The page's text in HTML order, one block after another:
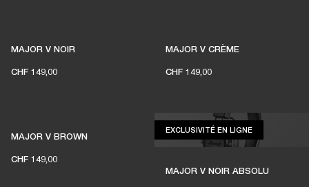
MAJOR V NOIR
CHF 149,00
MAJOR V CRÈME
CHF 149,00
MAJOR V BROWN
CHF 149,00
EXCLUSIVITÉ EN LIGNEEXCLUSIVITÉ
MAJOR V NOIR ABSOLU